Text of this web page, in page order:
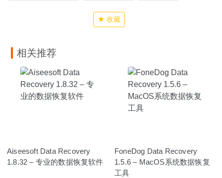
收藏
相关推荐
Aiseesoft Data Recovery
1.8.32 – 专业的数据恢复软件
FoneDog Data Recovery
1.5.6 – MacOS系统数据恢复
工具